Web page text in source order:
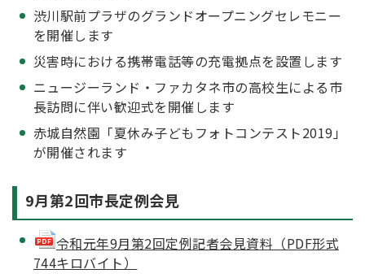
渋川駅前プラザのグランドオープニングセレモニー
を開催します
災害時における携帯電話等の充電拠点を設置します
ニュージーランド・ファカタネ市の高校生による市
長訪問に伴い歓迎式を開催します
赤城自然園「夏休み子どもフォトコンテスト2019」
が開催されます
9月第2回市長定例会見
令和元年9月第2回定例記者会見資料（PDF形式
744キロバイト）